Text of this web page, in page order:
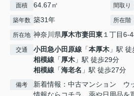
面積 64.67㎡ 間取り
築年数 築31年 所在階
所在地 神奈川県厚木市妻田東１丁目6-
交通 小田急小田原線 「本厚木 」駅
相模線 「厚木 」駅 徒歩29分
相模線 「海老名 」駅 徒歩27分
備考
新着情報：中古マンション ウ